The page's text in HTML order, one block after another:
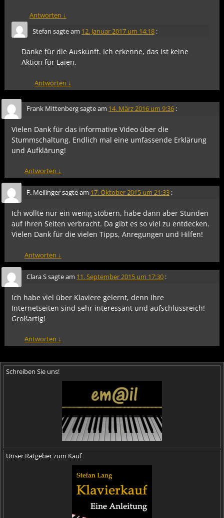
Antworten ↓
Stefan sagte am 12. Januar 2017 um 14:18 :
Danke für die Auskunft. Ich erkenne, das ist keine
Aktion für Laien.
Antworten ↓
Frank Mittenbergsagte am 14. März 2016 um 9:36 :
Vielen Dank für das informative Video über die
Stummschaltung. Endlich mal eine umfassende Erklärung
und Aufklärung!
Antworten ↓
F. Mellingersagte am 17. Oktober 2015 um 21:33 :
Ich wollte nur ein wenig stöbern, habe dann aber Stunden
auf Ihren Seiten verbracht. Da gibt es so viel zu entdecken.
Vielen Dank für die vielen Tipps, Anregungen und Hilfen!
Antworten ↓
Clara Ssagte am 11. September 2015 um 17:30 :
Ich habe viel über Klaviere gelernt, denn Ihre
Internetseiten sind sehr interessant und aufschlussreich!
Großartig!
Antworten ↓
Schreiben Sie uns!
Unser Ratgeber zum Kauf